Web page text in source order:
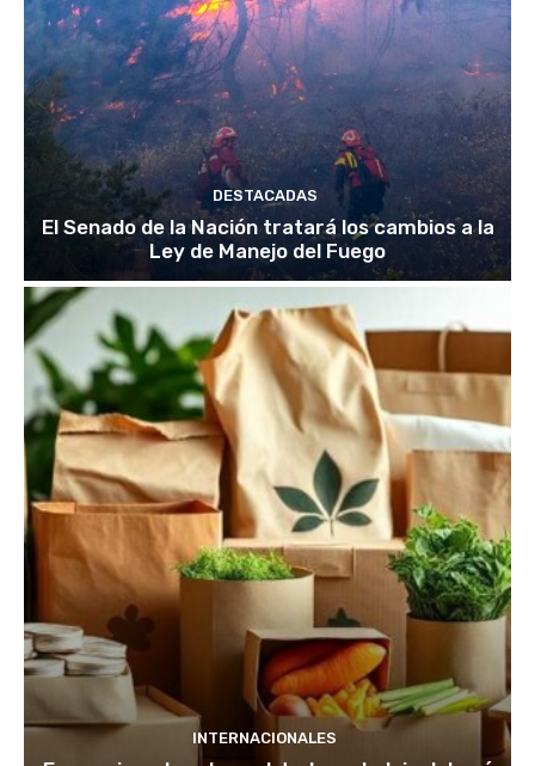
DESTACADAS
El Senado de la Nación tratará los cambios a la
Ley de Manejo del Fuego
INTERNACIONALES